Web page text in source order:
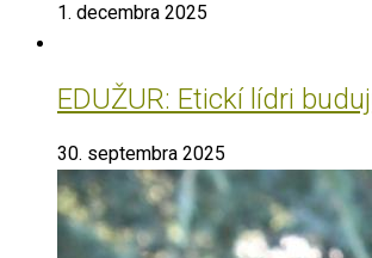
1. decembra 2025
EDUŽUR: Etickí lídri
30. septembra 2025